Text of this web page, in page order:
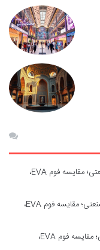
راهنمای انتخاب بهترین فوم صنعتی؛ مقایسه فوم EVA،
راهنمای انتخاب بهترین فوم صنعتی؛ مقایسه فوم EVA،
راهنمای انتخاب بهترین فوم صنعتی؛ مقایسه فوم EVA،